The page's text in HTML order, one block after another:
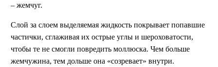
– жемчуг.
Слой за слоем выделяемая жидкость покрывает попавшие
частички, сглаживая их острые углы и шероховатости,
чтобы те не смогли повредить моллюска. Чем больше
жемчужина, тем дольше она «созревает» внутри.